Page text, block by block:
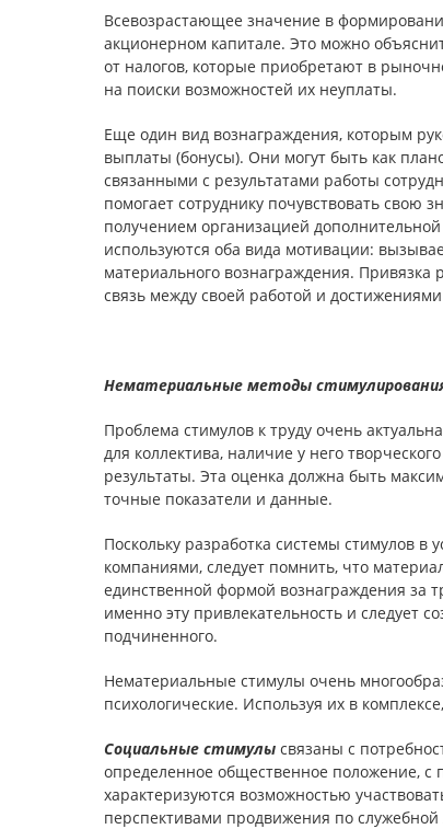
Всевозрастающее значение в
акционерном капитале. Это можно
от налогов, которые приобретают в
на поиски возможностей их неуплаты.
Еще один вид вознаграждения, которым
выплаты (бонусы). Они могут быть как
связанными с результатами работы
помогает сотруднику почувствовать
получением организацией
используются оба вида мотивации:
материального вознаграждения. Привязка
связь между своей работой и
Нематериальные методы
Проблема стимулов к труду очень
для коллектива, наличие у него
результаты. Эта оценка должна быть
точные показатели и данные.
Поскольку разработка системы стимулов
компаниями, следует помнить, что
единственной формой вознаграждения за
именно эту привлекательность и следует
подчиненного.
Нематериальные стимулы очень
психологические. Используя их в
Социальные стимулысвязаны с
определенное общественное положение, с
характеризуются возможностью
перспективами продвижения по